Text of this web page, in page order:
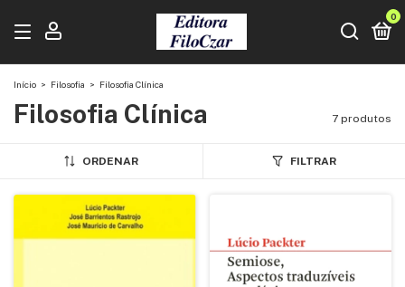
0
Início > Filosofia > Filosofia Clínica
Filosofia Clínica 7 produtos
ORDENAR FILTRAR